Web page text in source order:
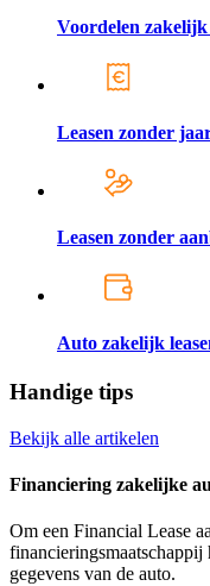
Voordelen zakelijk
Leasen zonder
Leasen zonder
Auto zakelijk
Handige tips
Bekijk alle artikelen
Financiering zakelijke
Om een Financial Lease
gegevens van de auto.